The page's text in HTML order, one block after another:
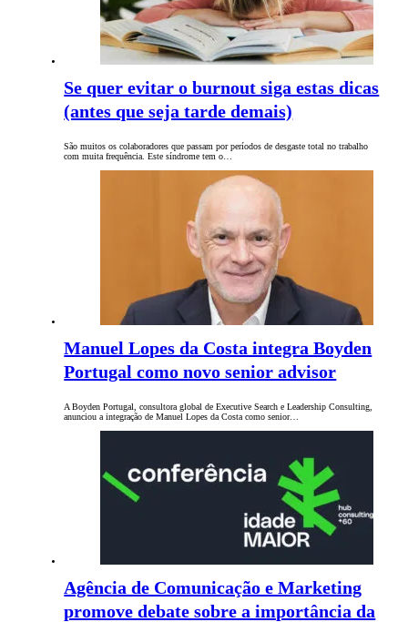
Se quer evitar o burnout siga estas dicas
(antes que seja tarde demais)
São muitos os colaboradores que passam por períodos de desgaste total no trabalho
com muita frequência. Este síndrome tem o…
Manuel Lopes da Costa integra Boyden
Portugal como novo senior advisor
A Boyden Portugal, consultora global de Executive Search e Leadership Consulting,
anunciou a integração de Manuel Lopes da Costa como senior…
Agência de Comunicação e Marketing
promove debate sobre a importância da